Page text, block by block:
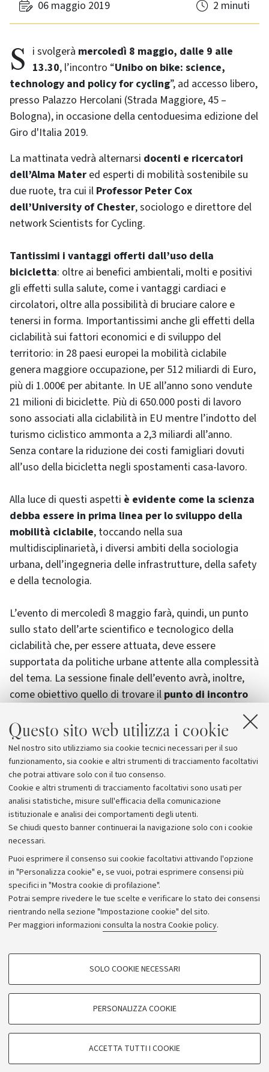
Questo sito web utilizza i cookie
Nel nostro sito utilizziamo sia cookie tecnici necessari per il suo
funzionamento, sia cookie e altri strumenti di tracciamento facoltativi
che potrai attivare solo con il tuo consenso.
Cookie e altri strumenti di tracciamento facoltativi sono usati per
analisi statistiche, misure sull'efficacia della comunicazione
istituzionale e analisi dei comportamenti degli utenti.
Se chiudi questo banner continuerai la navigazione solo con i cookie
necessari.
Puoi esprimere il consenso sui cookie facoltativi attivando l'opzione
in "Personalizza cookie" e, se vuoi, potrai esprimere consensi più
specifici in "Mostra cookie di profilazione".
Potrai sempre rivedere le tue scelte e verificare lo stato dei consensi
rientrando nella sezione "Impostazione cookie" del sito.
Per maggiori informazioni consulta la nostra Cookie policy.
COOKIE DI PROFILAZIONE - FACOLTATIVI
COOKIE TECNICI - NECESSARI
Si tratta di cookie tecnici utilizzati, a titolo esemplificativo, per il corretto
SOLO COOKIE NECESSARI
PERSONALIZZA COOKIE
ACCETTA TUTTI I COOKIE
06 maggio 2019 2 minuti
Si svolgerà mercoledì 8 maggio, dalle 9 alle
13.30, l’incontro “Unibo on bike: science,
technology and policy for cycling”, ad accesso libero,
presso Palazzo Hercolani (Strada Maggiore, 45 –
Bologna), in occasione della centoduesima edizione del
Giro d'Italia 2019.
La mattinata vedrà alternarsi docenti e ricercatori
dell’Alma Mater ed esperti di mobilità sostenibile su
due ruote, tra cui il Professor Peter Cox
dell’University of Chester, sociologo e direttore del
network Scientists for Cycling.
Tantissimi i vantaggi offerti dall’uso della
bicicletta: oltre ai benefici ambientali, molti e positivi
gli effetti sulla salute, come i vantaggi cardiaci e
circolatori, oltre alla possibilità di bruciare calore e
tenersi in forma. Importantissimi anche gli effetti della
ciclabilità sui fattori economici e di sviluppo del
territorio: in 28 paesi europei la mobilità ciclabile
genera maggiore occupazione, per 512 miliardi di Euro,
più di 1.000€ per abitante. In UE all’anno sono vendute
21 milioni di biciclette. Più di 650.000 posti di lavoro
sono associati alla ciclabilità in EU mentre l’indotto del
turismo ciclistico ammonta a 2,3 miliardi all’anno.
Senza contare la riduzione dei costi famigliari dovuti
all’uso della bicicletta negli spostamenti casa-lavoro.
Alla luce di questi aspetti è evidente come la scienza
debba essere in prima linea per lo sviluppo della
mobilità ciclabile, toccando nella sua
multidisciplinarietà, i diversi ambiti della sociologia
urbana, dell’ingegneria delle infrastrutture, della safety
e della tecnologia.
L’evento di mercoledì 8 maggio farà, quindi, un punto
sullo stato dell’arte scientifico e tecnologico della
ciclabilità che, per essere attuata, deve essere
supportata da politiche urbane attente alla complessità
del tema. La sessione finale dell’evento avrà, inoltre,
come obiettivo quello di trovare ilpunto di incontro
e riflettere sugli
strumenti reali che gli enti locali dispongono per
favorire non solo l’uso della bicicletta ma anche la
diffusione, in analogia alle capitali europee, di una
concreta cultura delle due ruote.
Archivio
Comunicati stampa
Redazione
Rassegna stampa
© Copyright 2026 - ALMA MATER STUDIORUM - Università di
Bologna - Via Zamboni, 33 - 40126 Bologna - PI: 01131710376 -
CF: 80007010376
Privacy
Note legali Impostazioni Cookie